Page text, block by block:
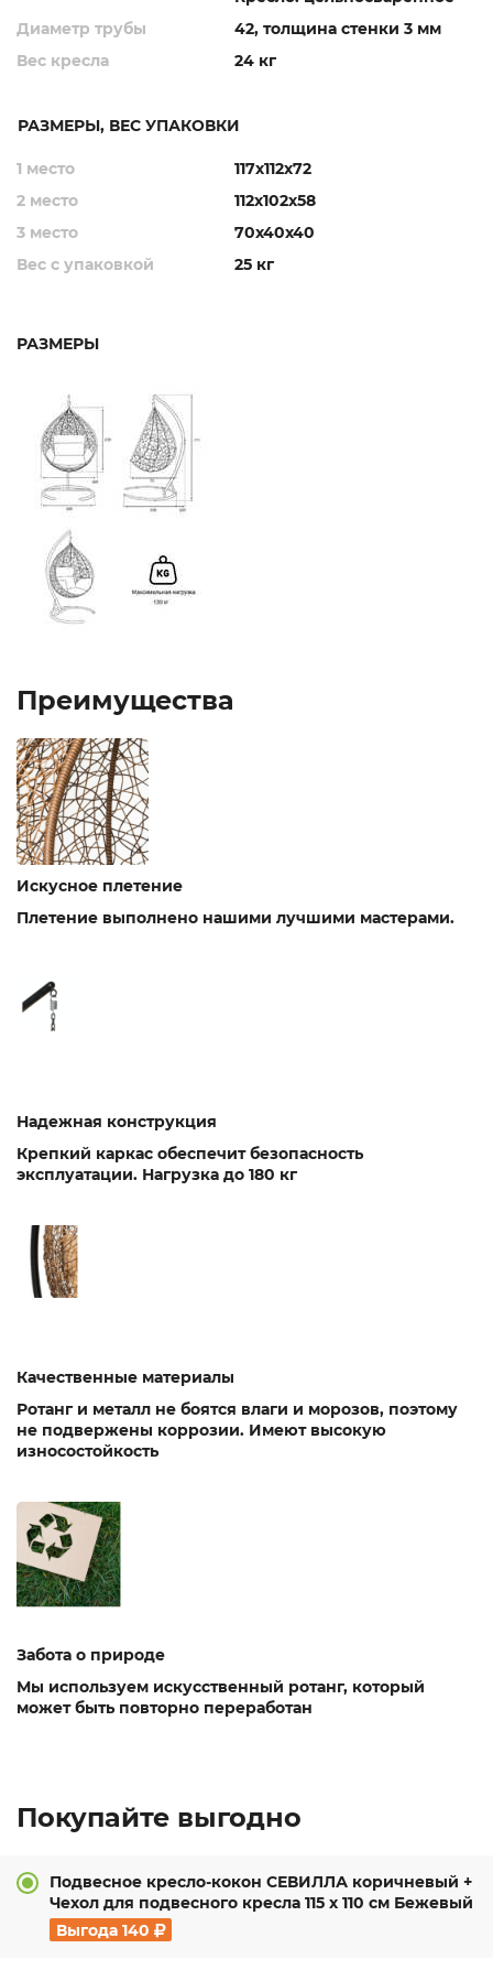
Диаметр трубы
42, толщина стенки 3 мм
Вес кресла
24 кг
РАЗМЕРЫ, ВЕС УПАКОВКИ
1 место
117х112х72
2 место
112х102х58
3 место
70х40х40
Вес с упаковкой
25 кг
РАЗМЕРЫ
Преимущества
Искусное плетение
Плетение выполнено нашими лучшими мастерами.
Надежная конструкция
Крепкий каркас обеспечит безопасность
эксплуатации. Нагрузка до 180 кг
Качественные материалы
Ротанг и металл не боятся влаги и морозов, поэтому
не подвержены коррозии. Имеют высокую
износостойкость
Забота о природе
Мы используем искусственный ротанг, который
может быть повторно переработан
Покупайте выгодно
Подвесное кресло-кокон СЕВИЛЛА коричневый +
Чехол для подвесного кресла 115 х 110 см Бежевый
Выгода 140